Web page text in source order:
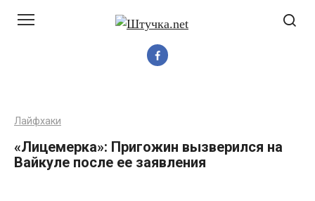
Лайфхаки
«Лицемepка»: Пригожин вызверился на
Вайкуле после ее заявления